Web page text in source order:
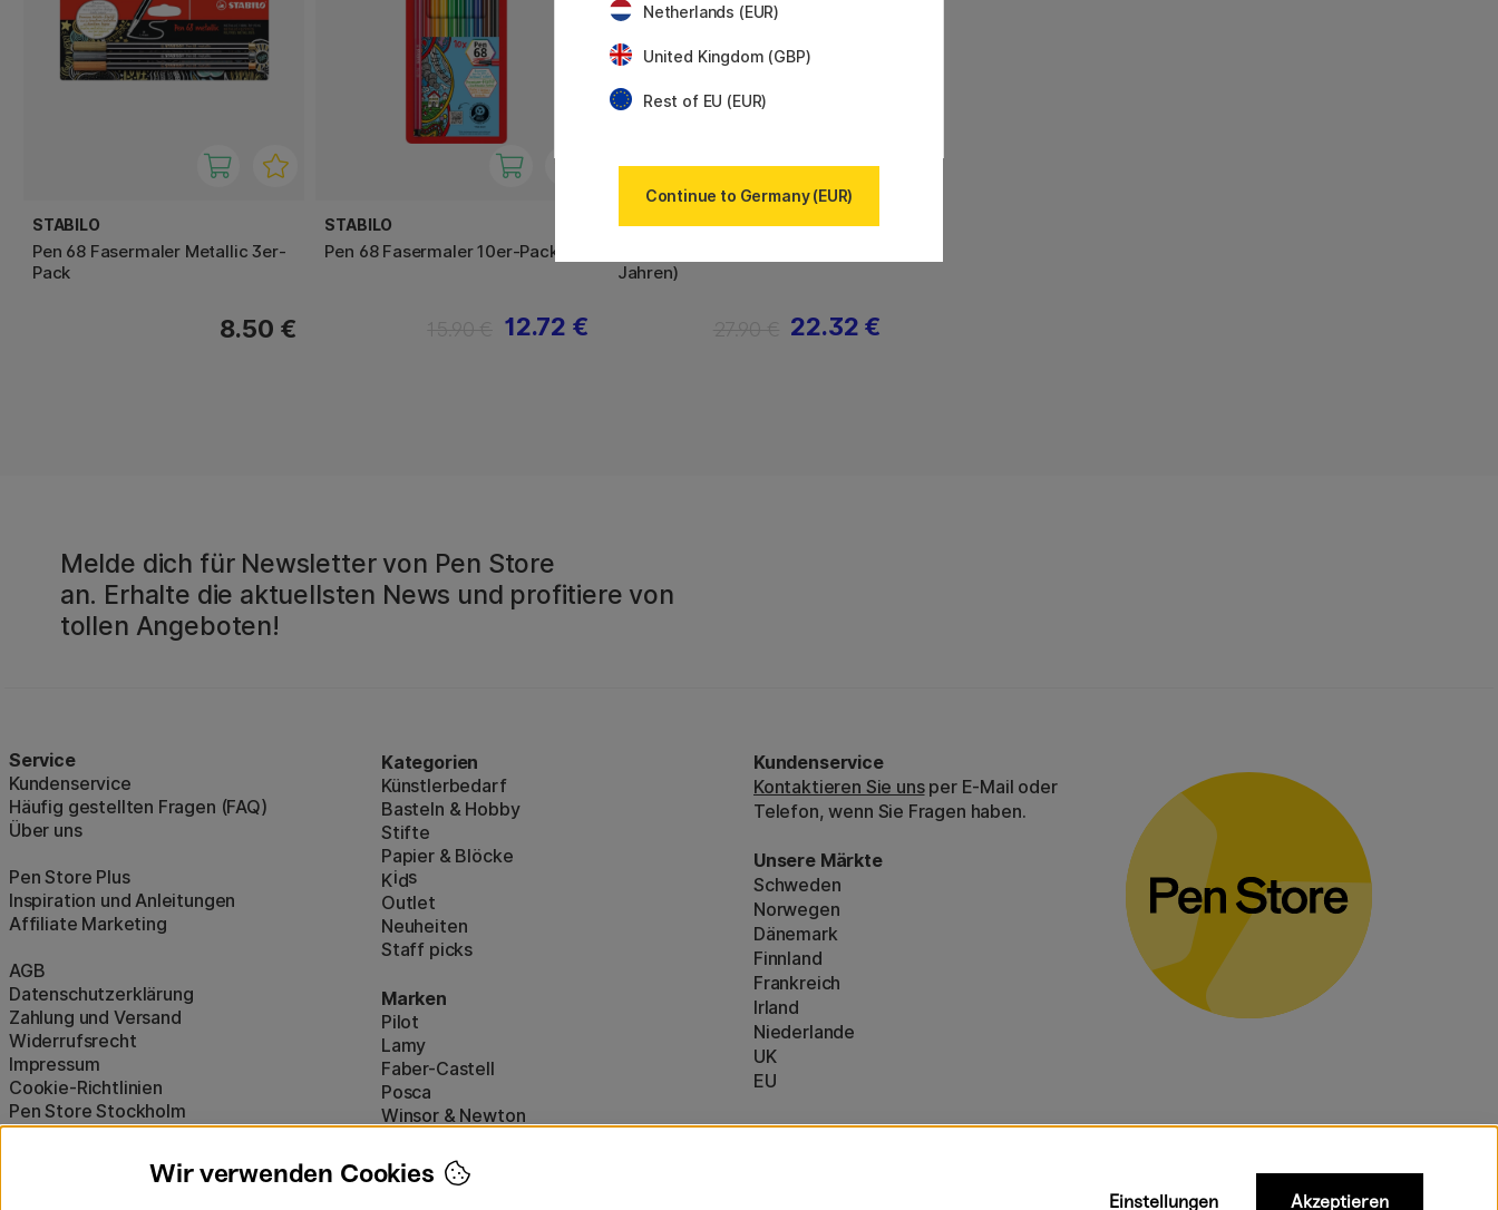
STABILO
Pen 68 Fasermaler Metallic 3er-
Pack
8.50 €
STABILO
Pen 68 Fasermaler 10er-Pack
12.72 €
STABILO
Jahren)
22.32 €
Melde dich für Newsletter von Pen Store
an. Erhalte die aktuellsten News und profitiere von
tollen Angeboten!
Service
Kundenservice
Häufig gestellten Fragen (FAQ)
Über uns
Pen Store Plus
Inspiration und Anleitungen
Affiliate Marketing
AGB
Datenschutzerklärung
Zahlung und Versand
Widerrufsrecht
Impressum
Cookie-Richtlinien
Pen Store Stockholm
Kategorien
Künstlerbedarf
Basteln & Hobby
Stifte
Papier & Blöcke
Kids
Outlet
Neuheiten
Staff picks
Marken
Pilot
Lamy
Faber-Castell
Posca
Winsor & Newton
Kundenservice
Kontaktieren Sie unsper E-Mail oder
Telefon, wenn Sie Fragen haben.
Unsere Märkte
Schweden
Norwegen
Dänemark
Finnland
Frankreich
Irland
Niederlande
UK
EU
* BesondereVersandbedingungengelten für
Netherlands (EUR)
United Kingdom (GBP)
Rest of EU (EUR)
Continue to Germany (EUR)
Wir verwenden Cookies
Einstellungen Akzeptieren